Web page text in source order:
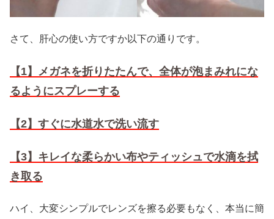
さて、肝心の使い方ですか以下の通りです。
【1】メガネを折りたたんで、全体が泡まみれにな
るようにスプレーする
【2】すぐに水道水で洗い流す
【3】キレイな柔らかい布やティッシュで水滴を拭
き取る
ハイ、大変シンプルでレンズを擦る必要もなく、本当に簡